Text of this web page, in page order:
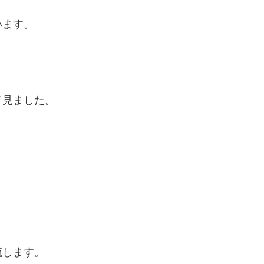
す。
ました。
ます。